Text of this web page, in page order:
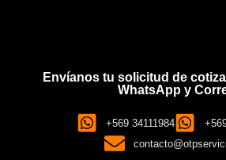
Envíanos tu solicitud de
WhatsApp y
+569 34111984